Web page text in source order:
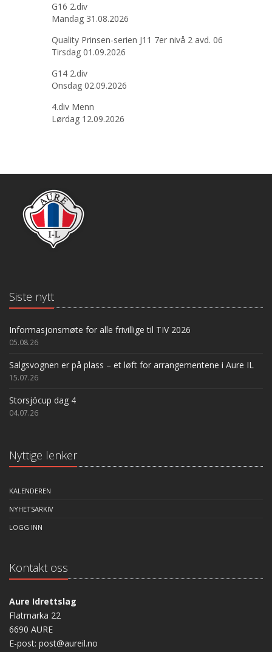
G16 2.div
Mandag 31.08.2026
Quality Prinsen-serien J11 7er nivå 2 avd. 06
Tirsdag 01.09.2026
G14 2.div
Onsdag 02.09.2026
4.div Menn
Lørdag 12.09.2026
Siste nytt
Informasjonsmøte for alle frivillige til TIV 2026
05.08.26
Salgsvognen er på plass – et løft for arrangementene i Aure IL
15.07.26
Storsjöcup dag 4
04.07.26
Nyttige lenker
KALENDEREN
NYHETSARKIV
LOGG INN
Kontakt oss
Aure Idrettslag
Flatmarka 22
6690 AURE
E-post: post@aureil.no